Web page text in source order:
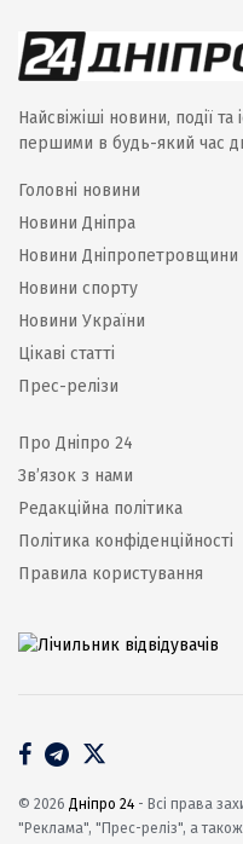
Найсвіжіші новини, події та
першими в будь-який час
Головні новини
Новини Дніпра
Новини Дніпропетровщини
Новини спорту
Новини України
Цікаві статті
Прес-релізи
Про Дніпро 24
Зв’язок з нами
Редакційна політика
Політика конфіденційності
Правила користування
© 2026 Дніпро 24 - Всі права
"Реклама", "Прес-реліз", а також